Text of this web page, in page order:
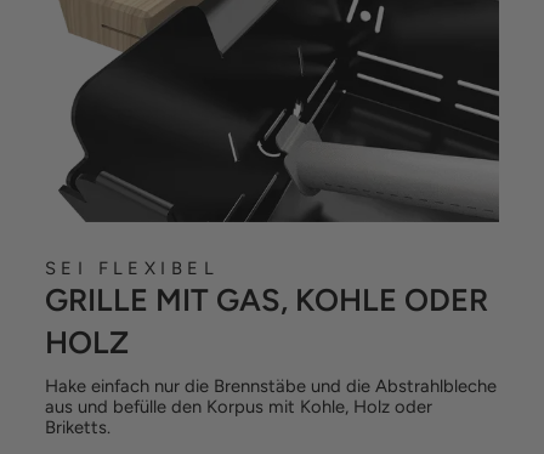
SEI FLEXIBEL
GRILLE MIT GAS, KOHLE ODER
HOLZ
Hake einfach nur die Brennstäbe und die Abstrahlbleche
aus und befülle den Korpus mit Kohle, Holz oder
Briketts.